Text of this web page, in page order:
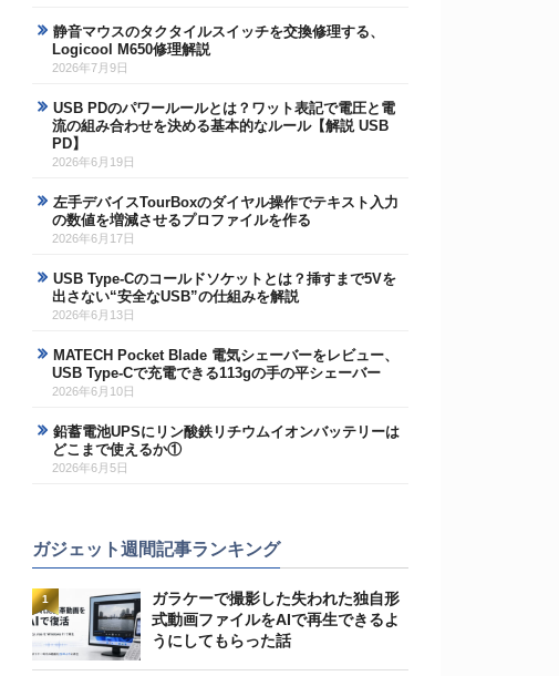
静音マウスのタクタイルスイッチを交換修理する、
Logicool M650修理解説
2026年7月9日
USB PDのパワールールとは？ワット表記で電圧と電
流の組み合わせを決める基本的なルール【解説 USB
PD】
2026年6月19日
左手デバイスTourBoxのダイヤル操作でテキスト入力
の数値を増減させるプロファイルを作る
2026年6月17日
USB Type-Cのコールドソケットとは？挿すまで5Vを
出さない“安全なUSB”の仕組みを解説
2026年6月13日
MATECH Pocket Blade 電気シェーバーをレビュー、
USB Type-Cで充電できる113gの手の平シェーバー
2026年6月10日
鉛蓄電池UPSにリン酸鉄リチウムイオンバッテリーは
どこまで使えるか①
2026年6月5日
ガジェット週間記事ランキング
ガラケーで撮影した失われた独自形
式動画ファイルをAIで再生できるよ
うにしてもらった話
1